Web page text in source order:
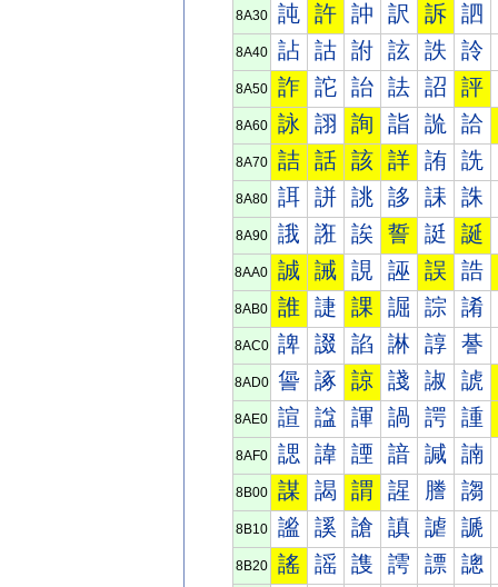
8A30 訰 許 訲 訳 訴 訵
8A40 詀 詁 詂 詃 詄 詅
8A50 詐 詑 詒 詓 詔 評
8A60 詠 詡 詢 詣 詤 詥
8A70 詰 話 該 詳 詴 詵
8A80 誀 誁 誂 誃 誄 誅
8A90 誐 誑 誒 誓 誔 誕
8AA0 誠 誡 誢 誣 誤 誥
8AB0 誰 誱 課 誳 誴 誵
8AC0 諀 諁 諂 諃 諄 諅
8AD0 諐 諑 諒 諓 諔 諕
8AE0 諠 諡 諢 諣 諤 諥
8AF0 諰 諱 諲 諳 諴 諵
8B00 謀 謁 謂 謃 謄 謅
8B10 謐 謑 謒 謓 謔 謕
8B20 謠 謡 謢 謣 謤 謥